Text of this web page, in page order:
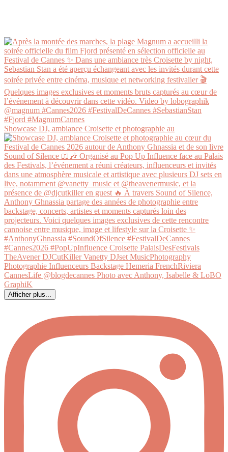
Showcase DJ, ambiance Croisette et photographie au
Afficher plus...